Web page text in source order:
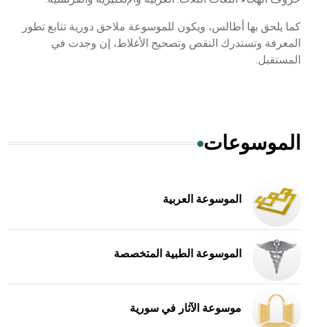
كما يلحق بها أطالس، ويكون للموسوعة ملاحق دورية تتابع تطور
المعرفة وتستدرك النقص وتصحيح الأغلاط، إن وجدت في
المستقبل.
الموسوعات
الموسوعة العربية
الموسوعة الطبية المتخصصة
موسوعة الآثار في سورية